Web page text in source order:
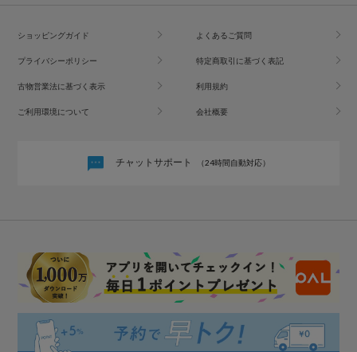
ショッピングガイド よくあるご質問
プライバシーポリシー 特定商取引に基づく表記
古物営業法に基づく表示 利用規約
ご利用環境について 会社概要
チャットサポート （24時間自動対応）